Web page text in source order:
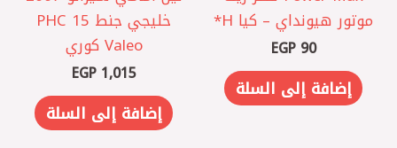
موتور هيونداي – كيا ‏H*
EGP90
إضافة إلى السلة
خليجي جنط 15 PHC
Valeo كوري
EGP1,015
إضافة إلى السلة